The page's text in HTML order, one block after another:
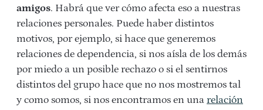
amigos. Habrá que ver cómo afecta eso a nuestras
relaciones personales. Puede haber distintos
motivos, por ejemplo, si hace que generemos
relaciones de dependencia, si nos aísla de los demás
por miedo a un posible rechazo o si el sentirnos
distintos del grupo hace que no nos mostremos tal
y como somos, si nos encontramos en una relación